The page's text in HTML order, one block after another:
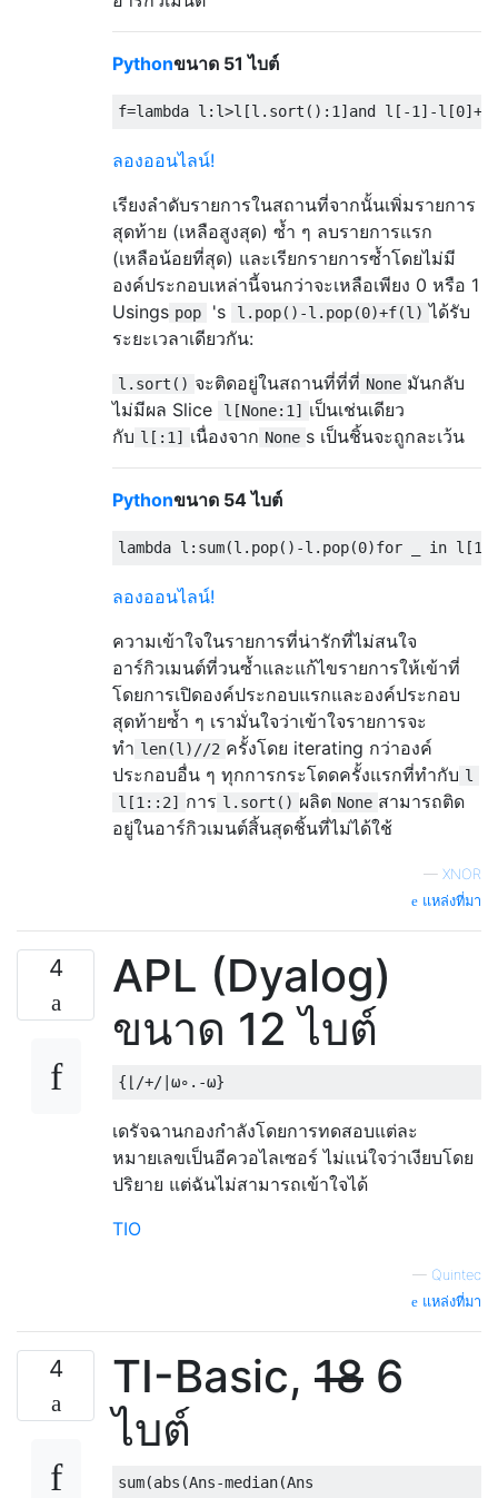
Pythonขนาด 51 ไบต์
f=lambda l : l>l [l . sort (): 1 ] and l [-1 ]-l [0]+
ลองออนไลน์!
เรียงลำดับรายการในสถานที่จากนั้นเพิ่มรายการ
สุดท้าย (เหลือสูงสุด) ซ้ำ ๆ ลบรายการแรก
(เหลือน้อยที่สุด) และเรียกรายการซ้ำโดยไม่มี
องค์ประกอบเหล่านี้จนกว่าจะเหลือเพียง 0 หรือ 1
Usings pop 's l.pop()-l.pop(0)+f(l) ได้รับ
ระยะเวลาเดียวกัน:
l.sort() จะติดอยู่ในสถานที่ที่ที่ None มันกลับ
ไม่มีผล Slice
l[None:1]
เป็นเช่นเดียว
กับ l[:1] เนื่องจาก None s เป็นชิ้นจะถูกละเว้น
Pythonขนาด 54 ไบต์
lambda l : sum(l . pop()-l . pop(0)for in l [1
ลองออนไลน์!
ความเข้าใจในรายการที่น่ารักที่ไม่สนใจ
อาร์กิวเมนต์ที่วนซ้ำและแก้ไขรายการให้เข้าที่
โดยการเปิดองค์ประกอบแรกและองค์ประกอบ
สุดท้ายซ้ำ ๆ เรามั่นใจว่าเข้าใจรายการจะ
ทำ len(l)//2 ครั้งโดย iterating กว่าองค์
ประกอบอื่น ๆ ทุกการกระโดดครั้งแรกที่ทำกับ l
l[1::2]
การ l.sort() ผลิต None สามารถติด
อยู่ในอาร์กิวเมนต์สิ้นสุดชิ้นที่ไม่ได้ใช้
— XNOR
แหล่งที่มา
4
APL (Dyalog)
ขนาด 12 ไบต์
เดรัจฉานกองกำลังโดยการทดสอบแต่ละ
หมายเลขเป็นอีควอไลเซอร์ ไม่แน่ใจว่าเงียบโดย
ปริยาย แต่ฉันไม่สามารถเข้าใจได้
TIO
— Quintec
แหล่งที่มา
4 TI-Basic, 18 6
ไบต์
sum(abs(Ans-median(Ans